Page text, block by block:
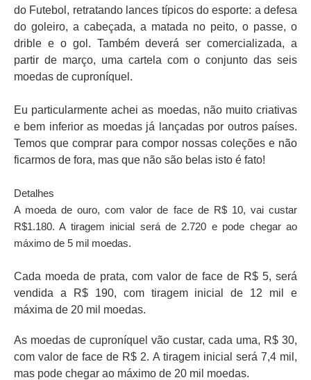
do Futebol, retratando lances típicos do esporte: a defesa
do goleiro, a cabeçada, a matada no peito, o passe, o
drible e o gol. Também deverá ser comercializada, a
partir de março, uma cartela com o conjunto das seis
moedas de cuproníquel.
Eu particularmente achei as moedas, não muito criativas
e bem inferior as moedas já lançadas por outros países.
Temos que comprar para compor nossas coleções e não
ficarmos de fora, mas que não são belas isto é fato!
Detalhes
A moeda de ouro, com valor de face de R$ 10, vai custar
R$1.180. A tiragem inicial será de 2.720 e pode chegar ao
máximo de 5 mil moedas.
Cada moeda de prata, com valor de face de R$ 5, será
vendida a R$ 190, com tiragem inicial de 12 mil e
máxima de 20 mil moedas.
As moedas de cuproníquel vão custar, cada uma, R$ 30,
com valor de face de R$ 2. A tiragem inicial será 7,4 mil,
mas pode chegar ao máximo de 20 mil moedas.